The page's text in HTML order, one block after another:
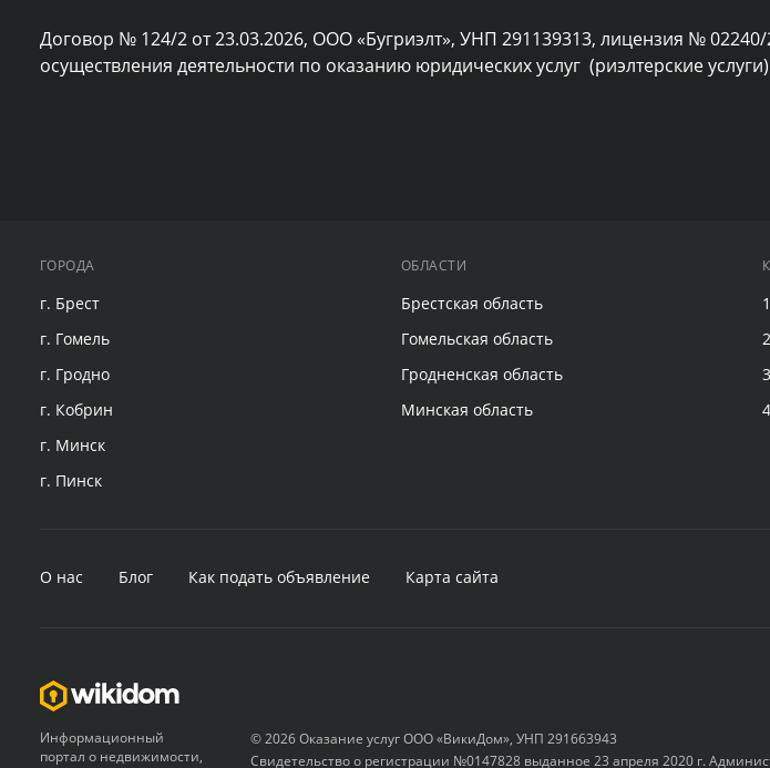
Договор № 124/2 от 23.03.2026, ООО «Бугриэлт», УНП 291139313, лицензия № 02240/
осуществления деятельности по оказанию юридических услуг  (риэлтерские услуги)
ГОРОДА
г. Брест
г. Гомель
г. Гродно
г. Кобрин
г. Минск
г. Пинск
ОБЛАСТИ
Брестская область
Гомельская область
Гродненская область
Минская область
О нас Блог Как подать объявление Карта сайта
Информационный
портал о недвижимости,
© 2026 Оказание услуг ООО «ВикиДом», УНП 291663943
Свидетельство о регистрации №0147828 выданное 23 апреля 2020 г.